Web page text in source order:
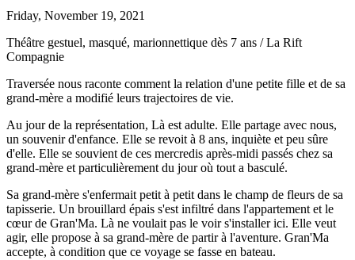
Friday, November 19, 2021
Théâtre gestuel, masqué, marionnettique dès 7 ans / La Rift
Compagnie
Traversée nous raconte comment la relation d'une petite fille et de sa
grand-mère a modifié leurs trajectoires de vie.
Au jour de la représentation, Là est adulte. Elle partage avec nous,
un souvenir d'enfance. Elle se revoit à 8 ans, inquiète et peu sûre
d'elle. Elle se souvient de ces mercredis après-midi passés chez sa
grand-mère et particulièrement du jour où tout a basculé.
Sa grand-mère s'enfermait petit à petit dans le champ de fleurs de sa
tapisserie. Un brouillard épais s'est infiltré dans l'appartement et le
cœur de Gran'Ma. Là ne voulait pas le voir s'installer ici. Elle veut
agir, elle propose à sa grand-mère de partir à l'aventure. Gran'Ma
accepte, à condition que ce voyage se fasse en bateau.